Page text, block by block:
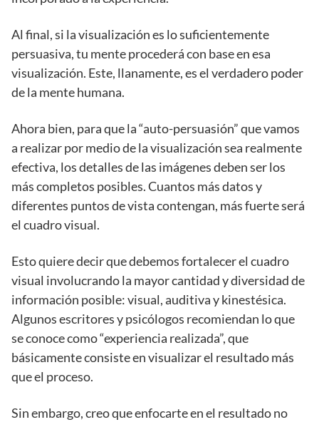
Al final, si la visualización es lo suficientemente
persuasiva, tu mente procederá con base en esa
visualización. Este, llanamente, es el verdadero poder
de la mente humana.
Ahora bien, para que la “auto-persuasión” que vamos
a realizar por medio de la visualización sea realmente
efectiva, los detalles de las imágenes deben ser los
más completos posibles. Cuantos más datos y
diferentes puntos de vista contengan, más fuerte será
el cuadro visual.
Esto quiere decir que debemos fortalecer el cuadro
visual involucrando la mayor cantidad y diversidad de
información posible: visual, auditiva y kinestésica.
Algunos escritores y psicólogos recomiendan lo que
se conoce como “experiencia realizada”, que
básicamente consiste en visualizar el resultado más
que el proceso.
Sin embargo, creo que enfocarte en el resultado no